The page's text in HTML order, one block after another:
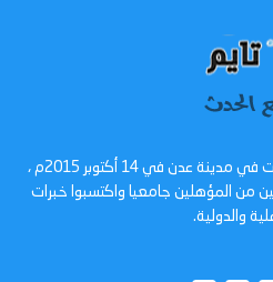
عدن تايم - صحيفة الكترونية تأسست في مدينة عدن في 14 أكتوبر 2015م ،
من المؤهلين جامعيا واكتسبوا خبرات
والدولية.